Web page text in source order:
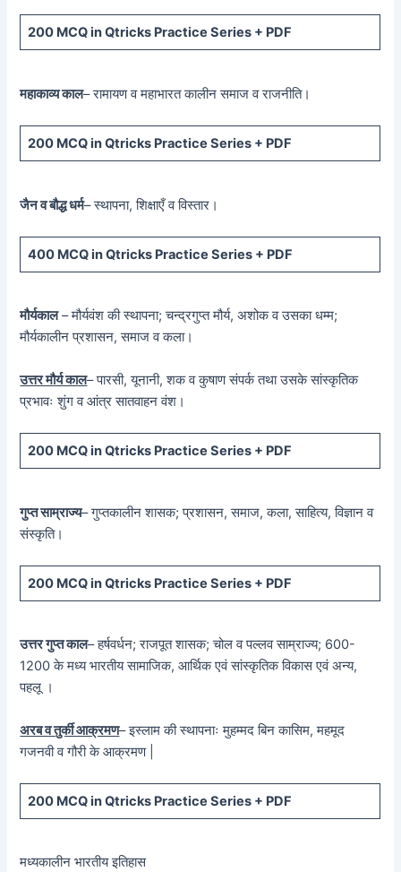
200 MCQin Qtricks Practice Series + PDF
महाकाव्य काल– रामायण व महाभारत कालीन समाज व राजनीति।
200 MCQin Qtricks Practice Series + PDF
जैन व बौद्ध धर्म– स्थापना, शिक्षाएँ व विस्तार।
400 MCQin Qtricks Practice Series + PDF
मौर्यकाल– मौर्यवंश की स्थापना; चन्द्रगुप्त मौर्य, अशोक व उसका धम्म;
मौर्यकालीन प्रशासन, समाज व कला।
उत्तर मौर्य काल– पारसी, यूनानी, शक व कुषाण संपर्क तथा उसके सांस्कृतिक
प्रभावः शुंग व आंत्र सातवाहन वंश।
200 MCQ in Qtricks Practice Series + PDF
गुप्त साम्राज्य– गुप्तकालीन शासक; प्रशासन, समाज, कला, साहित्य, विज्ञान व
संस्कृति।
200 MCQ in Qtricks Practice Series + PDF
उत्तर गुप्त काल– हर्षवर्धन; राजपूत शासक; चोल व पल्लव साम्राज्य; 600-
1200 के मध्य भारतीय सामाजिक, आर्थिक एवं सांस्कृतिक विकास एवं अन्य,
पहलू ।
अरब व तुर्की आक्रमण– इस्लाम की स्थापनाः मुहम्मद बिन कासिम, महमूद
गजनवी व गौरी के आक्रमण |
200 MCQ in Qtricks Practice Series + PDF
मध्यकालीन भारतीय इतिहास